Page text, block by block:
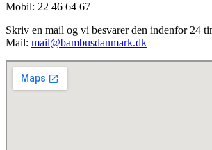
Mobil: 22 46 64 67
Skriv en mail og vi besvarer den indenfor 24
Mail: mail@bambusdanmark.dk